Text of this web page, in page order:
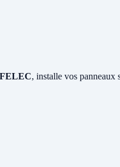
, installe vos panneaux